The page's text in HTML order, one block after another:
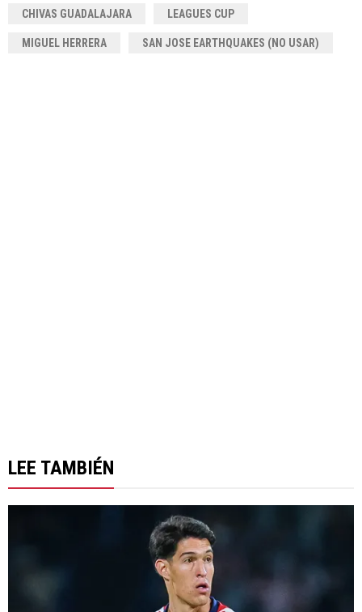
CHIVAS GUADALAJARA LEAGUES CUP
MIGUEL HERRERA SAN JOSE EARTHQUAKES (NO USAR)
LEE TAMBIÉN